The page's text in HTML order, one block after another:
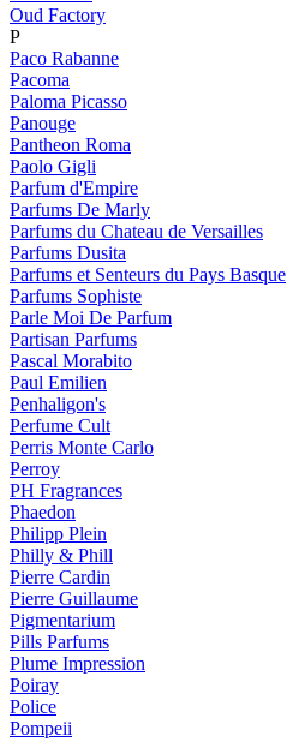
Oud Factory
P
Paco Rabanne
Pacoma
Paloma Picasso
Panouge
Pantheon Roma
Paolo Gigli
Parfum d'Empire
Parfums De Marly
Parfums du Chateau de Versailles
Parfums Dusita
Parfums et Senteurs du Pays Basque
Parfums Sophiste
Parle Moi De Parfum
Partisan Parfums
Pascal Morabito
Paul Emilien
Penhaligon's
Perfume Cult
Perris Monte Carlo
Perroy
PH Fragrances
Phaedon
Philipp Plein
Philly & Phill
Pierre Cardin
Pierre Guillaume
Pigmentarium
Pills Parfums
Plume Impression
Poiray
Police
Pompeii